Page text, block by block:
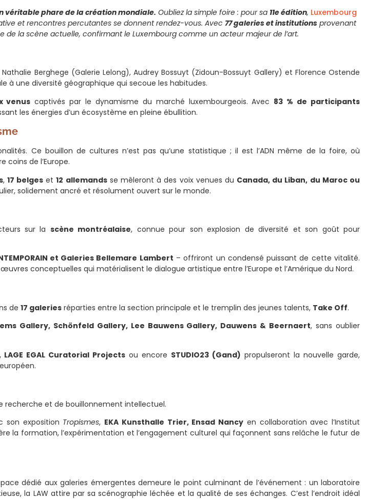
véritable phare de la création mondiale. Oubliez la simple foire : pour sa 11e édition, Luxembourg
et rencontres percutantes se donnent rendez-vous. Avec 77 galeries et institutions provenant
de la scène actuelle, confirmant le Luxembourg comme un acteur majeur de l’art.
Berghege (Galerie Lelong), Audrey Bossuyt (Zidoun-Bossuyt Gallery) et Florence Ostende
à une diversité géographique qui secoue les habitudes.
venus captivés par le dynamisme du marché luxembourgeois. Avec 83 % de participants
les énergies d’un écosystème en pleine ébullition.
Ce bouillon de cultures n’est pas qu’une statistique ; il est l’ADN même de la foire, où
de l’Europe.
, 17 belges et12 allemandsse mêleront à des voix venues du Canada, du Liban, du Maroc ou
solidement ancré et résolument ouvert sur le monde.
sur la scène montréalaise, connue pour son explosion de diversité et son goût pour
et Galeries Bellemare Lambert – offriront un condensé puissant de cette vitalité.
conceptuelles qui matérialisent le dialogue artistique entre l’Europe et l’Amérique du Nord.
de 17 galeries réparties entre la section principale et le tremplin des jeunes talents, Take Off.
Gallery, Schönfeld Gallery, Lee Bauwens Gallery, Dauwens & Beernaert, sans oublier
EGAL Curatorial Projects ou encore STUDIO23 (Gand) propulseront la nouvelle garde,
recherche et de bouillonnement intellectuel.
son exposition Tropismes, EKA Kunsthalle Trier, Ensad Nancy en collaboration avec l’Institut
la formation, l’expérimentation et l’engagement culturel qui façonnent sans relâche le futur de
dédié aux galeries émergentes demeure le point culminant de l’événement : un laboratoire
la LAW attire par sa scénographie léchée et la qualité de ses échanges. C’est l’endroit idéal